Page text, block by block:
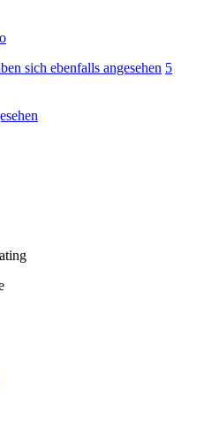
sich ebenfalls angesehen 5